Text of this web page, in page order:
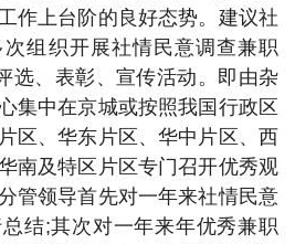
作上台阶的良好态势。建议社
组织开展社情民意调查兼职
选、表彰、宣传活动。即由杂
集中在京城或按照我国行政区
区、华东片区、华中片区、西
南及特区片区专门召开优秀观
管领导首先对一年来社情民意
结;其次对一年来年优秀兼职